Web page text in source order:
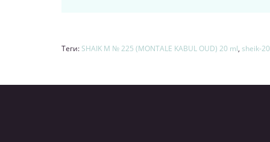
Теги: SHAIK M № 225 (MONTALE KABUL OUD) 20 ml, sheik-